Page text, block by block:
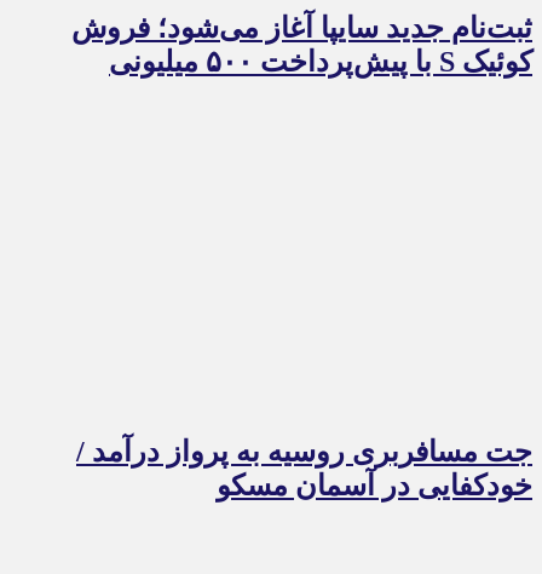
ثبت‌نام جدید سایپا آغاز می‌شود؛ فروش
کوئیک S با پیش‌پرداخت ۵۰۰ میلیونی
جت مسافربری روسیه به پرواز درآمد /
خودکفایی در آسمان مسکو